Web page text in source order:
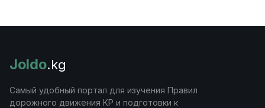
Joldo.kg
Самый удобный портал для изучения Правил
дорожного движения КР и подготовки к